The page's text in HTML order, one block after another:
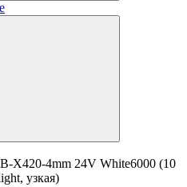
X420-4mm 24V White6000 (10
узкая)